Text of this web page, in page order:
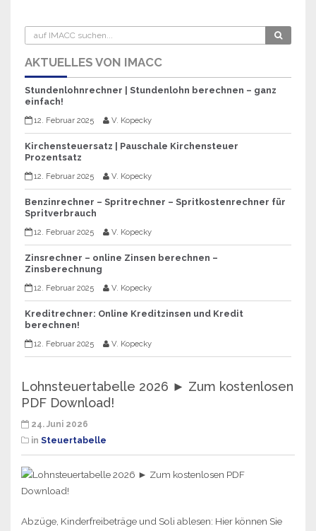
AKTUELLES VON IMACC
Stundenlohnrechner | Stundenlohn berechnen – ganz
einfach!
12. Februar 2025 V. Kopecky
Kirchensteuersatz | Pauschale Kirchensteuer
Prozentsatz
12. Februar 2025 V. Kopecky
Benzinrechner – Spritrechner – Spritkostenrechner für
Spritverbrauch
12. Februar 2025 V. Kopecky
Zinsrechner – online Zinsen berechnen –
Zinsberechnung
12. Februar 2025 V. Kopecky
Kreditrechner: Online Kreditzinsen und Kredit
berechnen!
12. Februar 2025 V. Kopecky
Lohnsteuertabelle 2026 ► Zum kostenlosen
PDF Download!
24. Juni 2026
in Steuertabelle
Abzüge, Kinderfreibeträge und Soli ablesen: Hier können Sie